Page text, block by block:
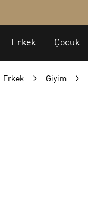
Erkek Giyim